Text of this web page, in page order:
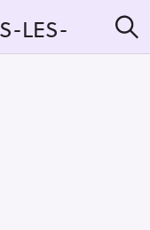
LES-
e